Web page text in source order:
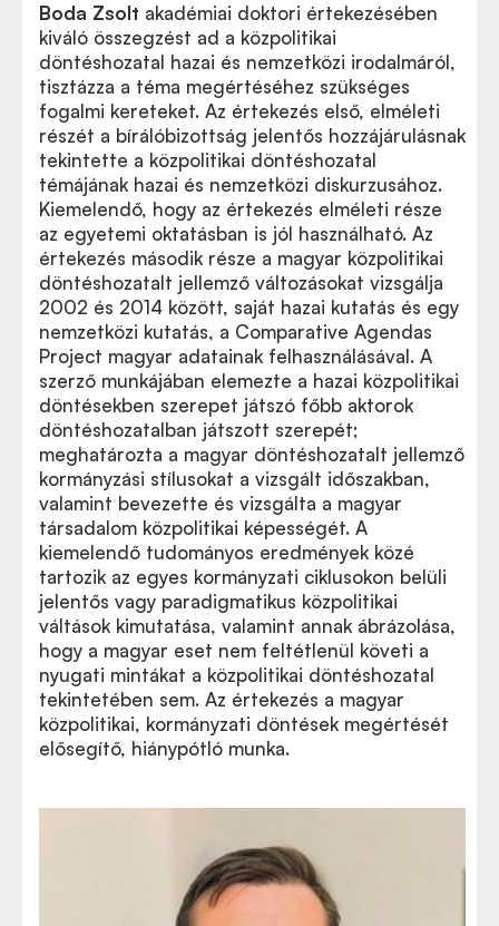
Boda Zsolt akadémiai doktori értekezésében
kiváló összegzést ad a közpolitikai
döntéshozatal hazai és nemzetközi irodalmáról,
tisztázza a téma megértéséhez szükséges
fogalmi kereteket. Az értekezés első, elméleti
részét a bírálóbizottság jelentős hozzájárulásnak
tekintette a közpolitikai döntéshozatal
témájának hazai és nemzetközi diskurzusához.
Kiemelendő, hogy az értekezés elméleti része
az egyetemi oktatásban is jól használható. Az
értekezés második része a magyar közpolitikai
döntéshozatalt jellemző változásokat vizsgálja
2002 és 2014 között, saját hazai kutatás és egy
nemzetközi kutatás, a Comparative Agendas
Project magyar adatainak felhasználásával. A
szerző munkájában elemezte a hazai közpolitikai
döntésekben szerepet játszó főbb aktorok
döntéshozatalban játszott szerepét;
meghatározta a magyar döntéshozatalt jellemző
kormányzási stílusokat a vizsgált időszakban,
valamint bevezette és vizsgálta a magyar
társadalom közpolitikai képességét. A
kiemelendő tudományos eredmények közé
tartozik az egyes kormányzati ciklusokon belüli
jelentős vagy paradigmatikus közpolitikai
váltások kimutatása, valamint annak ábrázolása,
hogy a magyar eset nem feltétlenül követi a
nyugati mintákat a közpolitikai döntéshozatal
tekintetében sem. Az értekezés a magyar
közpolitikai, kormányzati döntések megértését
elősegítő, hiánypótló munka.